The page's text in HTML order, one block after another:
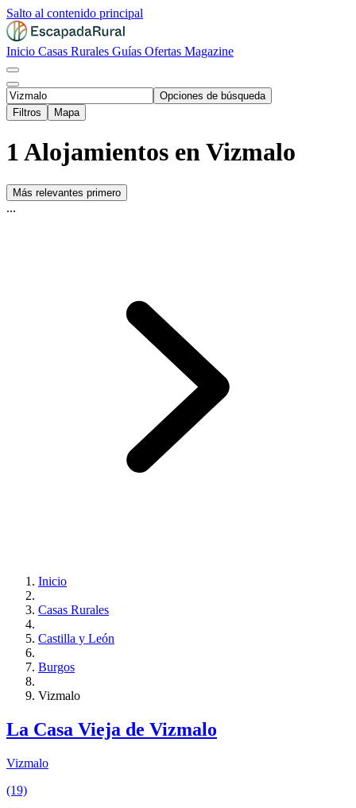
Salto al contenido principal
Inicio Casas Rurales Guías Ofertas Magazine
Opciones de búsqueda
Filtros
Mapa
1 Alojamientos en Vizmalo
Más relevantes primero
...
Inicio
Casas Rurales
Castilla y León
Burgos
Vizmalo
La Casa Vieja de Vizmalo
Vizmalo
(19)